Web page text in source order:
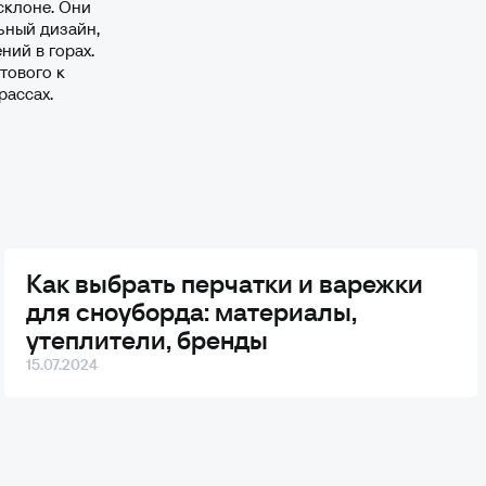
Они
дизайн,
в горах.
к
Как выбрать перчатки и варежки
для сноуборда: материалы,
утеплители, бренды
15.07.2024